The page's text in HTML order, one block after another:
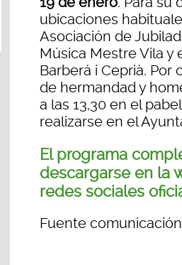
ubicaciones
Asociación de
Música Mestre Vila y
Barberá i Ceprià. Por
de hermandad y
a las 13,30 en el
realizarse en el
El programa
descargarse en la
redes sociales
Fuente